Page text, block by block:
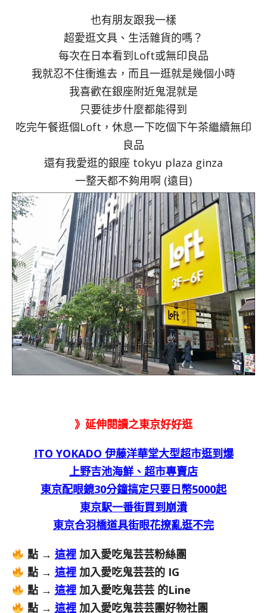
也有朋友跟我一樣
超愛逛文具、生活雜貨的嗎？
每次在日本看到Loft或無印良品
我就忍不住衝進去，而且一逛就是幾個小時
我喜歡在銀座附近鬼混就是
只要徒步什麼都能得到
吃完午餐逛個Loft，休息一下吃個下午茶繼續無印
良品
還有我愛逛的銀座 tokyu plaza ginza
一整天都不夠用啊 (遠目)
》延伸閱讀之東京好好逛
ITO YOKADO 伊藤洋華堂大型超市逛到爆
上野吉池海鮮、超市專賣店
東京配眼鏡30分鐘搞定只要日幣5000起
東京駅一番街買到崩潰
東京合羽橋道具街眼花撩亂逛不完
點 → 這裡 加入愛吃鬼芸芸粉絲團
點 → 這裡加入愛吃鬼芸芸的 IG
點 → 這裡加入愛吃鬼芸芸 的Line
點 → 這裡加入愛吃鬼芸芸團好物社團